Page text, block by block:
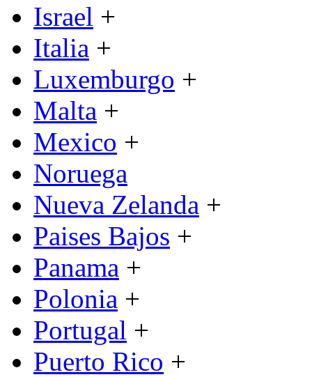
Israel +
Italia +
Luxemburgo +
Malta +
Mexico +
Noruega
Nueva Zelanda +
Paises Bajos +
Panama +
Polonia +
Portugal +
Puerto Rico +